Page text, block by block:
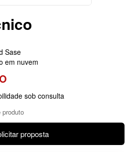
Sase
em nuvem
sob consulta
produto
proposta